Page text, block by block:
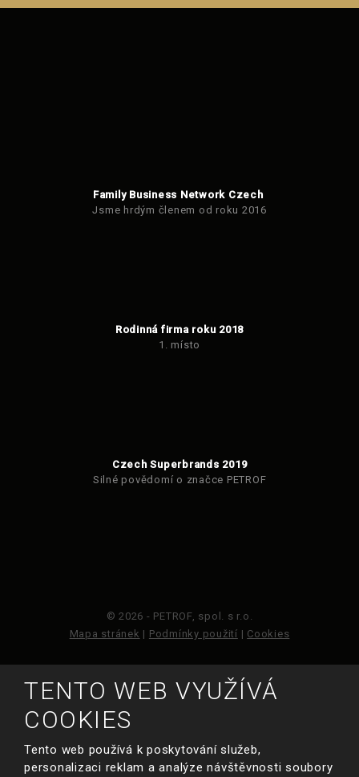
nepodařilo
Family Business Network Czech
Jsme hrdým členem od roku 2016
Rodinná firma roku 2018
1. místo
Czech Superbrands 2019
Silné povědomí o značce PETROF
© 2026 - PETROF, spol. s r.o.
Mapa stránek | Podmínky použití | Cookies
platí pro něj
společnosti Google.
TENTO WEB VYUŽÍVÁ
COOKIES
Tento web používá k poskytování služeb,
personalizaci reklam a analýze návštěvnosti soubory